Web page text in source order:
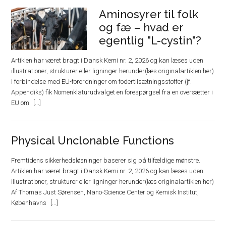
Aminosyrer til folk
og fæ – hvad er
egentlig ”L-cystin”?
Artiklen har været bragt i Dansk Kemi nr. 2, 2026 og kan læses uden
illustrationer, strukturer eller ligninger herunder(læs originalartiklen her)
I forbindelse med EU-forordninger om fodertilsætningsstoffer (jf.
Appendiks) fik Nomenklaturudvalget en forespørgsel fra en oversætter i
EU om
Physical Unclonable Functions
Fremtidens sikkerhedsløsninger baserer sig på tilfældige mønstre.
Artiklen har været bragt i Dansk Kemi nr. 2, 2026 og kan læses uden
illustrationer, strukturer eller ligninger herunder(læs originalartiklen her)
Af Thomas Just Sørensen, Nano-Science Center og Kemisk Institut,
Københavns